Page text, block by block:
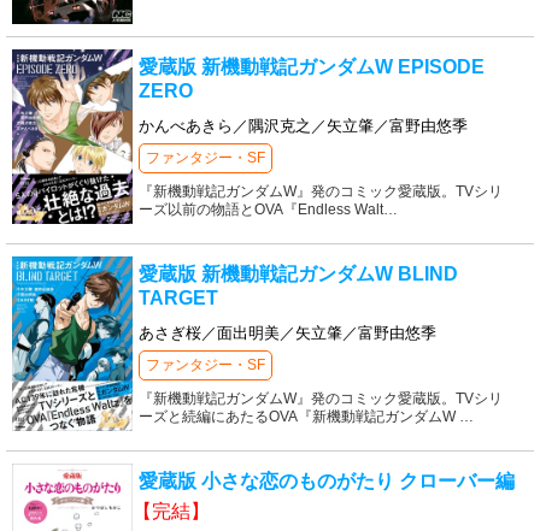
愛蔵版 新機動戦記ガンダムW EPISODE
ZERO
かんべあきら／隅沢克之／矢立肇／富野由悠季
ファンタジー・SF
『新機動戦記ガンダムW』発のコミック愛蔵版。TVシリ
ーズ以前の物語とOVA『Endless Walt…
愛蔵版 新機動戦記ガンダムW BLIND
TARGET
あさぎ桜／面出明美／矢立肇／富野由悠季
ファンタジー・SF
『新機動戦記ガンダムW』発のコミック愛蔵版。TVシリ
ーズと続編にあたるOVA『新機動戦記ガンダムW …
愛蔵版 小さな恋のものがたり クローバー編
【完結】